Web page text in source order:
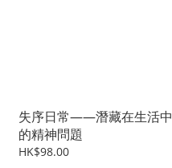
失序日常——潛藏在生活中
的精神問題
HK$98.00